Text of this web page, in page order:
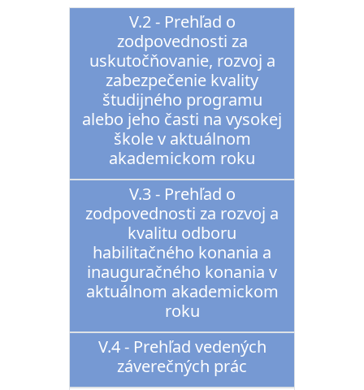
V.2 - Prehľad o
zodpovednosti za
uskutočňovanie, rozvoj a
zabezpečenie kvality
študijného programu
alebo jeho časti na vysokej
škole v aktuálnom
akademickom roku
V.3 - Prehľad o
zodpovednosti za rozvoj a
kvalitu odboru
habilitačného konania a
inauguračného konania v
aktuálnom akademickom
roku
V.4 - Prehľad vedených
záverečných prác